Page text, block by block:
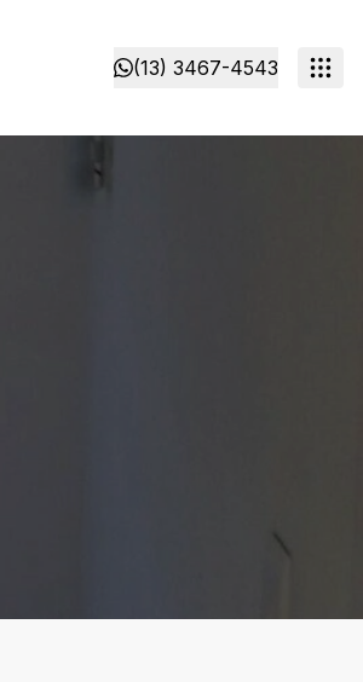
(13) 3467-4543